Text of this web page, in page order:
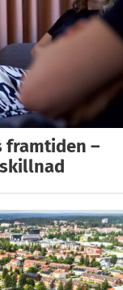
framtiden –